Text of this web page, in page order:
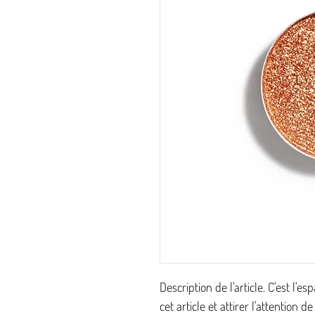
Description de l'article. C'est
cet article et attirer l'attention